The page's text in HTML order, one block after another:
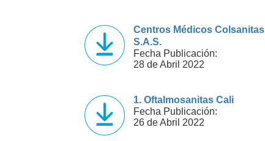
Centros Médicos Colsanitas
S.A.S.
Fecha Publicación:
28 de Abril 2022
1. Oftalmosanitas Cali
Fecha Publicación:
26 de Abril 2022